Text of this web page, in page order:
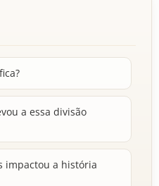
a essa divisão
impactou a história